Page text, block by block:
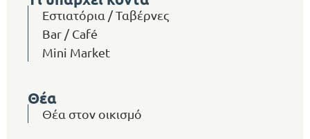
Εστιατόρια / Ταβέρνες
Bar / Café
Mini Market
Θέα
Θέα στον οικισμό